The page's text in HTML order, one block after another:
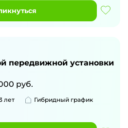
передвижной установки
руб.
лет
Гибридный график